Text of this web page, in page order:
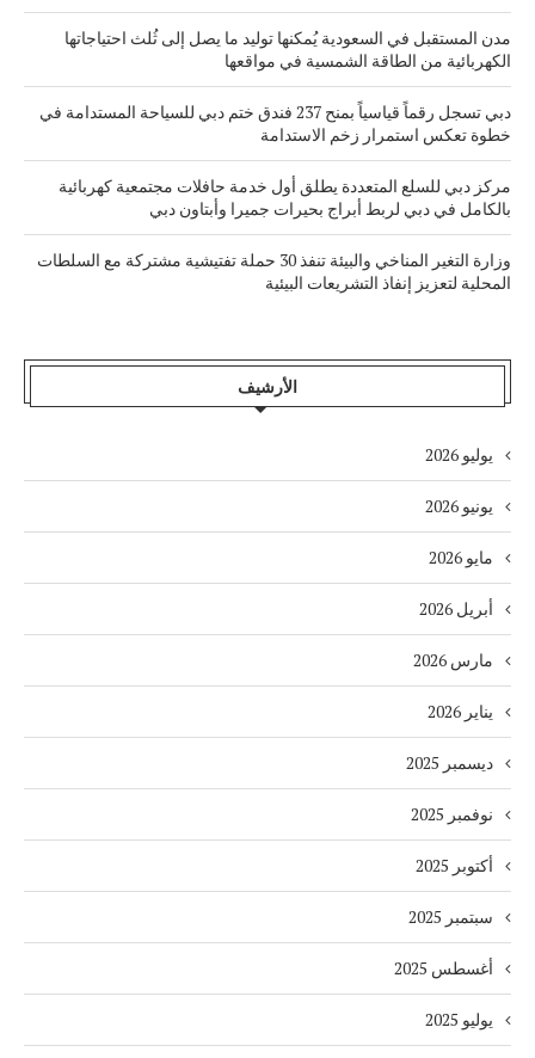
مدن المستقبل في السعودية يُمكنها توليد ما يصل إلى ثُلث احتياجاتها
الكهربائية من الطاقة الشمسية في مواقعها
دبي تسجل رقماً قياسياً بمنح 237 فندق ختم دبي للسياحة المستدامة في
خطوة تعكس استمرار زخم الاستدامة
مركز دبي للسلع المتعددة يطلق أول خدمة حافلات مجتمعية كهربائية
بالكامل في دبي لربط أبراج بحيرات جميرا وأبتاون دبي
وزارة التغير المناخي والبيئة تنفذ 30 حملة تفتيشية مشتركة مع السلطات
المحلية لتعزيز إنفاذ التشريعات البيئية
الأرشيف
يوليو 2026
يونيو 2026
مايو 2026
أبريل 2026
مارس 2026
يناير 2026
ديسمبر 2025
نوفمبر 2025
أكتوبر 2025
سبتمبر 2025
أغسطس 2025
يوليو 2025